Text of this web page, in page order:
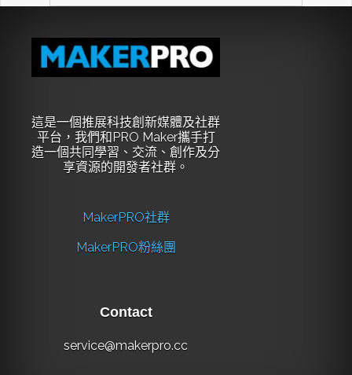
這是一個推展科技創新媒體及社群
平台，我們和PRO Maker攜手打
造一個共同學習、交流、創作及分
享資源的開發者社群。
MakerPRO社群
MakerPRO粉絲團
Contact
service@makerpro.cc